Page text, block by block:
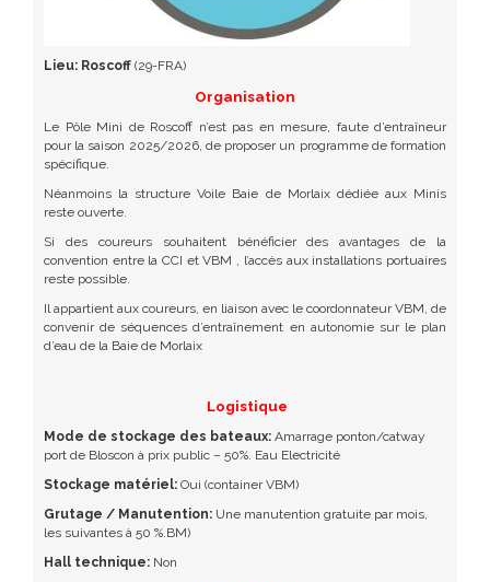
Lieu: Roscoff (29-FRA)
Organisation
Le Pôle Mini de Roscoff n’est pas en mesure, faute d’entraîneur
pour la saison 2025/2026, de proposer un programme de formation
spécifique.
Néanmoins la structure Voile Baie de Morlaix dédiée aux Minis
reste ouverte.
Si des coureurs souhaitent bénéficier des avantages de la
convention entre la CCI et VBM , l’accès aux installations portuaires
reste possible.
Il appartient aux coureurs, en liaison avec le coordonnateur VBM, de
convenir de séquences d’entraînement en autonomie sur le plan
d’eau de la Baie de Morlaix
Logistique
Mode de stockage des bateaux: Amarrage ponton/catway
port de Bloscon à prix public – 50%. Eau Electricité
Stockage matériel: Oui (container VBM)
Grutage / Manutention: Une manutention gratuite par mois,
les suivantes à 50 %.BM)
Hall technique: Non